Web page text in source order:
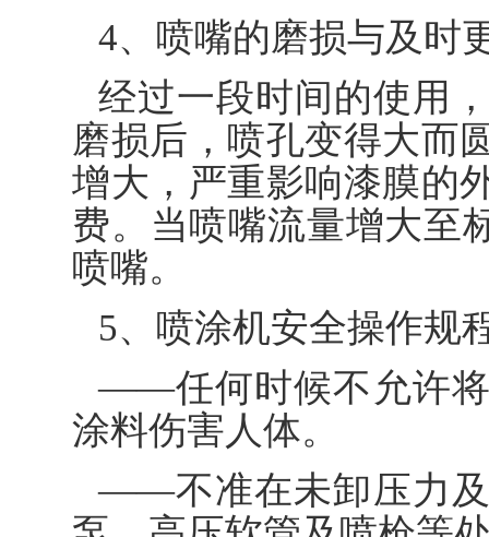
4、喷嘴的磨损与及时
经过一段时间的使用
磨损后，喷孔变得大而
增大，严重影响漆膜的
费。当喷嘴流量增大至
喷嘴。
5、喷涂机安全操作规
——任何时候不允许将
涂料伤害人体。
——不准在未卸压力及